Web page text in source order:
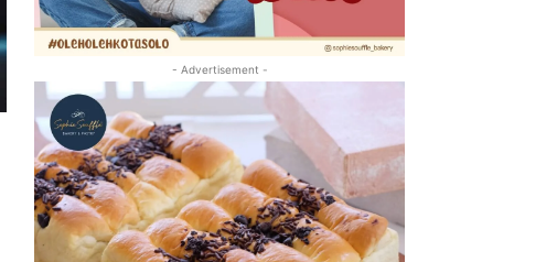
- Advertisement -